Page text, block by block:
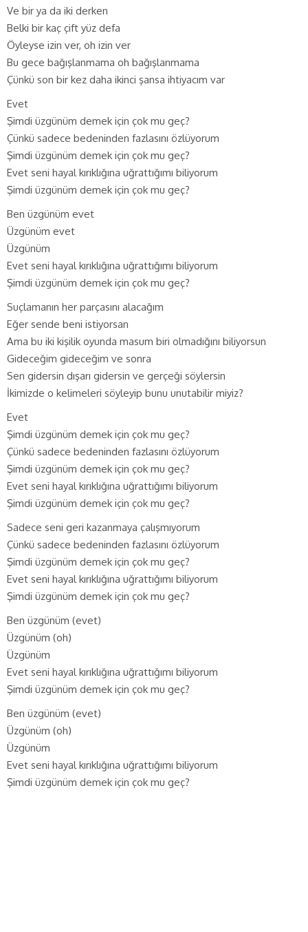
Ve bir ya da iki derken
Belki bir kaç çift yüz defa
Öyleyse izin ver, oh izin ver
Bu gece bağışlanmama oh bağışlanmama
Çünkü son bir kez daha ikinci şansa ihtiyacım var
Evet
Şimdi üzgünüm demek için çok mu geç?
Çünkü sadece bedeninden fazlasını özlüyorum
Şimdi üzgünüm demek için çok mu geç?
Evet seni hayal kırıklığına uğrattığımı biliyorum
Şimdi üzgünüm demek için çok mu geç?
Ben üzgünüm evet
Üzgünüm evet
Üzgünüm
Evet seni hayal kırıklığına uğrattığımı biliyorum
Şimdi üzgünüm demek için çok mu geç?
Suçlamanın her parçasını alacağım
Eğer sende beni istiyorsan
Ama bu iki kişilik oyunda masum biri olmadığını biliyorsun
Gideceğim gideceğim ve sonra
Sen gidersin dışarı gidersin ve gerçeği söylersin
İkimizde o kelimeleri söyleyip bunu unutabilir miyiz?
Evet
Şimdi üzgünüm demek için çok mu geç?
Çünkü sadece bedeninden fazlasını özlüyorum
Şimdi üzgünüm demek için çok mu geç?
Evet seni hayal kırıklığına uğrattığımı biliyorum
Şimdi üzgünüm demek için çok mu geç?
Sadece seni geri kazanmaya çalışmıyorum
Çünkü sadece bedeninden fazlasını özlüyorum
Şimdi üzgünüm demek için çok mu geç?
Evet seni hayal kırıklığına uğrattığımı biliyorum
Şimdi üzgünüm demek için çok mu geç?
Ben üzgünüm (evet)
Üzgünüm (oh)
Üzgünüm
Evet seni hayal kırıklığına uğrattığımı biliyorum
Şimdi üzgünüm demek için çok mu geç?
Ben üzgünüm (evet)
Üzgünüm (oh)
Üzgünüm
Evet seni hayal kırıklığına uğrattığımı biliyorum
Şimdi üzgünüm demek için çok mu geç?